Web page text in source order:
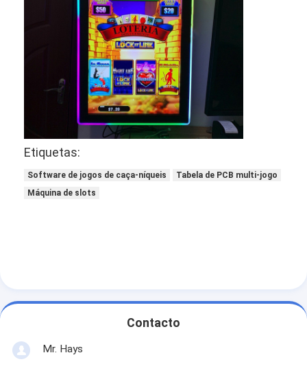
Máquina de Slot
Tabelas de jogos de peixe
Mesa de Roleta do Casino
Mesa de Baccarat no Casino
Etiquetas:
Software de jogos de caça-níqueis
Tabela de PCB multi-jogo
Máquina de slots
Contacto
Mr. Hays